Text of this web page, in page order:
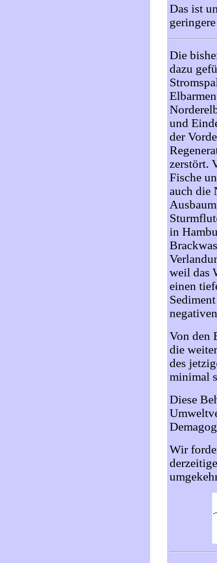
Das ist
Die
dazu
und
der
zerstört.
Fische
auch die
in
weil das
einen
Von den
die
des
minimal
Diese
Wir